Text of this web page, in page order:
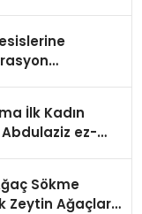
İlk Kadın
Abdulaziz ez-
Sökme
Zeytin Ağaçları